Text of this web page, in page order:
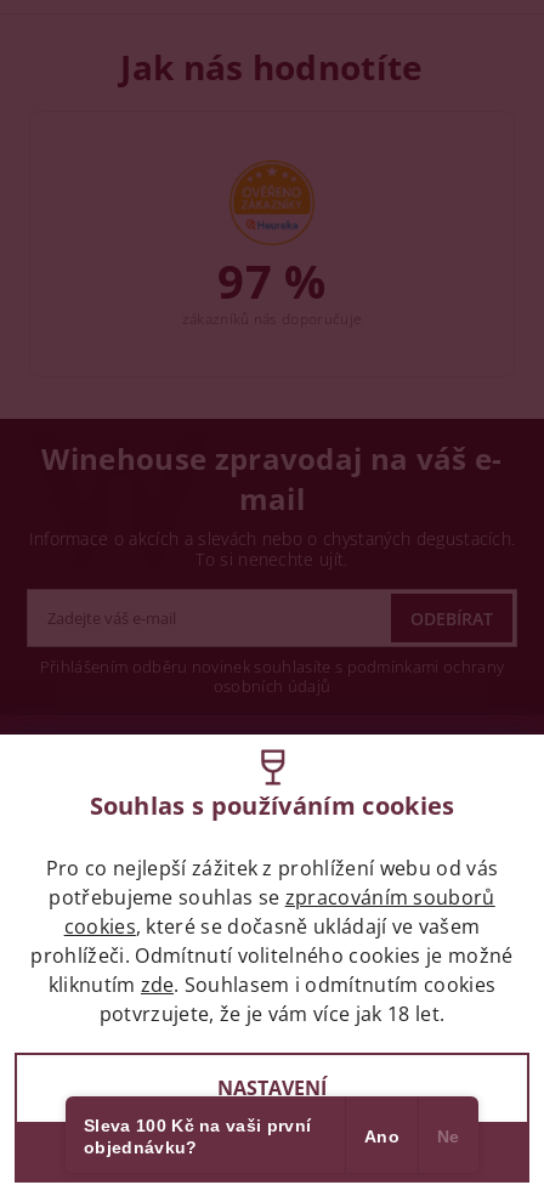
Jak nás hodnotíte
97 %
Winehouse zpravodaj na váš e-
mail
Informace o akcích a slevách nebo o chystaných degustacích.
To si nenechte ujít.
Přihlášením odběru novinek souhlasíte s podmínkami ochrany
osobních údajů
Legislativa
Zákaz prodeje alkoholických nápojů osobám
mladších 18 let.
Naše služby
2017 - 2026 © winehouse.cz, všechna práva vyhrazena
Souhlas s používáním cookies
Pro co nejlepší zážitek z prohlížení webu od vás
potřebujeme souhlas se zpracováním souborů
cookies, které se dočasně ukládají ve vašem
prohlížeči. Odmítnutí volitelného cookies je možné
kliknutím zde. Souhlasem i odmítnutím cookies
potvrzujete, že je vám více jak 18 let.
NASTAVENÍ
Sleva 100 Kč na vaši první
objednávku?
Ano Ne